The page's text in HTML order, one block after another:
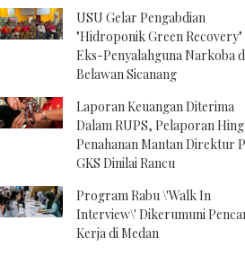
USU Gelar Pengabdian
"Hidroponik Green Recovery"
Eks-Penyalahguna Narkoba
Belawan Sicanang
Laporan Keuangan Diterima
Dalam RUPS, Pelaporan
Penahanan Mantan Direktur
GKS Dinilai Rancu
Program Rabu \'Walk In
Interview\' Dikerumuni
Kerja di Medan